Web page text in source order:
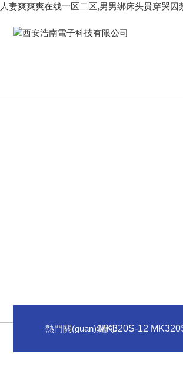
人妻爽爽爽在线一区二区,男男绑床头贯穿哭
熱門關(guān)鍵詞:MK320S-12